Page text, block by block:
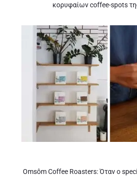
κορυφαίων coffee-spots
Omsôm Coffee Roasters: Όταν ο